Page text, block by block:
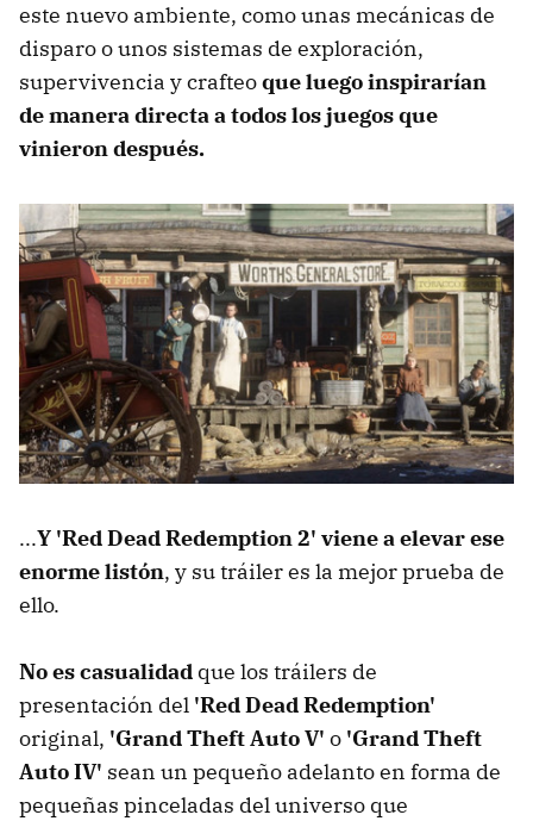
este nuevo ambiente, como unas mecánicas de
disparo o unos sistemas de exploración,
supervivencia y crafteoque luego inspirarían
de manera directa a todos los juegos que
vinieron después.
...Y 'Red Dead Redemption 2' viene a elevar ese
enorme listón, y su tráiler es la mejor prueba de
ello.
No es casualidad que los tráilers de
presentación del 'Red Dead Redemption'
original, 'Grand Theft Auto V' o 'Grand Theft
Auto IV' sean un pequeño adelanto en forma de
pequeñas pinceladas del universo que